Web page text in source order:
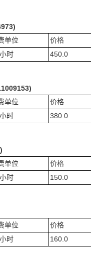
单位
价格
时 450.0
单位
价格
时 380.0
单位
价格
时 150.0
单位
价格
时 160.0